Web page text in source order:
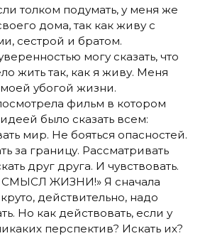
толком подумать, у меня же
дома, так как живу с
сестрой и братом.
могу сказать, что
жить так, как я живу. Меня
убогой жизни.
фильм в котором
было сказать всем:
мир. Не бояться опасностей.
за границу. Рассматривать
друг друга. И чувствовать.
ЖИЗНИ!» Я сначала
действительно, надо
Но как действовать, если у
перспектив? Искать их?